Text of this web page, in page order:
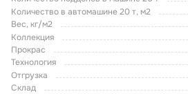
Количество в автомашине 20 т, м2
Вес, кг/м2
Коллекция
Прокрас
Технология
Отгрузка
Склад